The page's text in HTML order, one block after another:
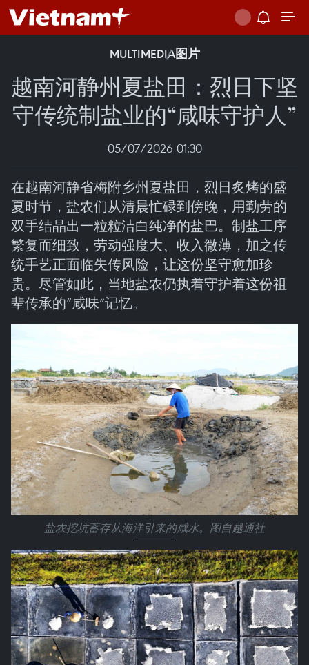
MULTIMEDIA图片
越南河静州夏盐田：烈日下坚
守传统制盐业的“咸味守护人”
05/07/2026 01:30
在越南河静省梅附乡州夏盐田，烈日炙烤的盛
夏时节，盐农们从清晨忙碌到傍晚，用勤劳的
双手结晶出一粒粒洁白纯净的盐巴。制盐工序
繁复而细致，劳动强度大、收入微薄，加之传
统手艺正面临失传风险，让这份坚守愈加珍
贵。尽管如此，当地盐农仍执着守护着这份祖
辈传承的“咸味”记忆。
盐农挖坑蓄存从海洋引来的咸水。图自越通社